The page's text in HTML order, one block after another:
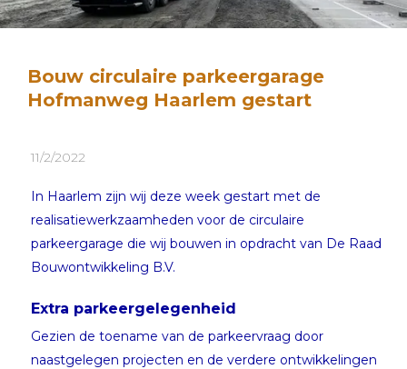
Bouw circulaire parkeergarage
Hofmanweg Haarlem gestart
11/2/2022
In Haarlem zijn wij deze week gestart met de
realisatiewerkzaamheden voor de circulaire
parkeergarage die wij bouwen in opdracht van De Raad
Bouwontwikkeling B.V.
Extra parkeergelegenheid
Gezien de toename van de parkeervraag door
naastgelegen projecten en de verdere ontwikkelingen